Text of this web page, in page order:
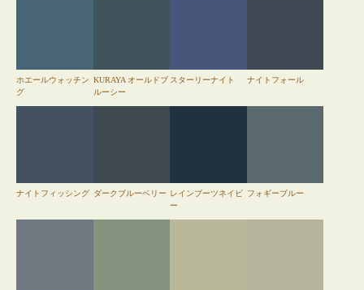
ホエールウォッチン
グ
KURAYA オールドブ
ルーシー
スターリーナイト ナイトフォール
ナイトフィッシング ダークブルーベリー レインブーツネイビ
ー
フォギーブルー